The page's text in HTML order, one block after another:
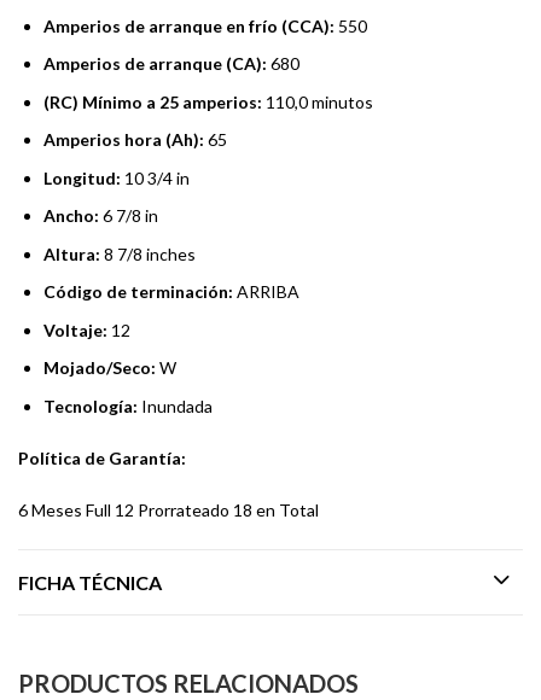
Amperios de arranque en frío (CCA): 550
Amperios de arranque (CA): 680
(RC) Mínimo a 25 amperios: 110,0 minutos
Amperios hora (Ah): 65
Longitud: 10 3/4 in
Ancho: 6 7/8 in
Altura: 8 7/8 inches
Código de terminación: ARRIBA
Voltaje: 12
Mojado/Seco: W
Tecnología: Inundada
Política de Garantía:
6 Meses Full 12 Prorrateado 18 en Total
FICHA TÉCNICA
PRODUCTOS RELACIONADOS